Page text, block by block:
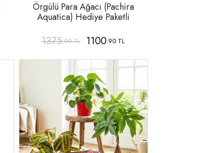
Örgülü Para Ağacı (Pachira
Aquatica) Hediye Paketli
1375.90 TL 1100.90 TL